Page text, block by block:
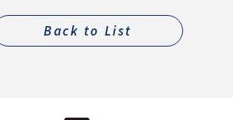
Back to List